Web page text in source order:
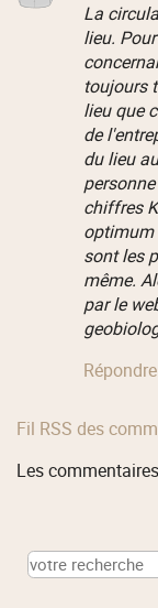
La
lieu.
toujours
lieu que
de
du lieu
chiffres
optimum
sont les
même.
par le
Répondre
Fil RSS des
Les